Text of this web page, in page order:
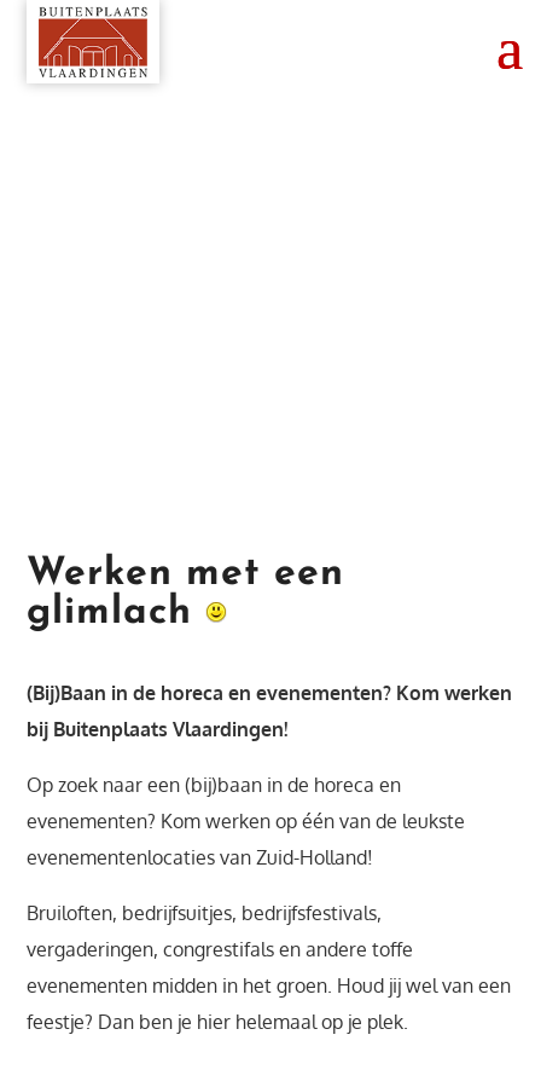
Werken met een
glimlach
(Bij)Baan in de horeca en evenementen? Kom werken
bij Buitenplaats Vlaardingen!
Op zoek naar een (bij)baan in de horeca en
evenementen? Kom werken op één van de leukste
evenementenlocaties van Zuid-Holland!
Bruiloften, bedrijfsuitjes, bedrijfsfestivals,
vergaderingen, congrestifals en andere toffe
evenementen midden in het groen. Houd jij wel van een
feestje? Dan ben je hier helemaal op je plek.